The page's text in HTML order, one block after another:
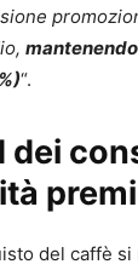
“.
dei
del caffè